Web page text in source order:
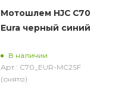
Мотошлем HJC C70
Eura черный синий
В наличии
Арт.: C70_EUR-MC2SF
(снято)